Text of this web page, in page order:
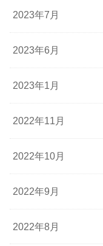
2023年7月
2023年6月
2023年1月
2022年11月
2022年10月
2022年9月
2022年8月